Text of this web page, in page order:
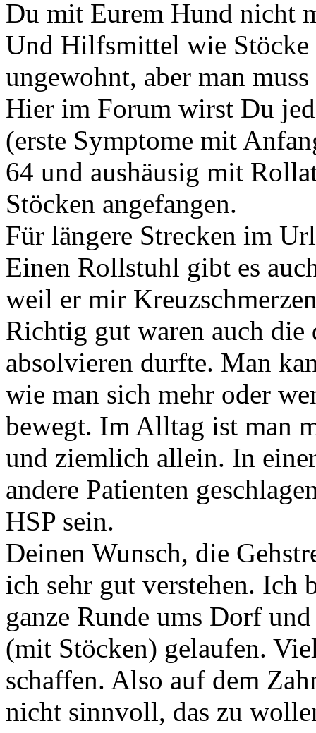
Du mit Eurem Hund nicht
Und Hilfsmittel wie Stöcke
ungewohnt, aber man
Hier im Forum wirst Du
(erste Symptome mit
64 und aushäusig mit
Stöcken angefangen.
Für längere Strecken im
Einen Rollstuhl gibt es
weil er mir
Richtig gut waren auch die
absolvieren durfte. Man
wie man sich mehr oder
bewegt. Im Alltag ist man
und ziemlich allein. In
andere Patienten
HSP sein.
Deinen Wunsch, die
ich sehr gut verstehen.
ganze Runde ums Dorf
(mit Stöcken) gelaufen.
schaffen. Also auf dem
nicht sinnvoll, das zu